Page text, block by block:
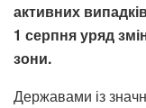
активних
1 серпня уряд
зони.
Державами із